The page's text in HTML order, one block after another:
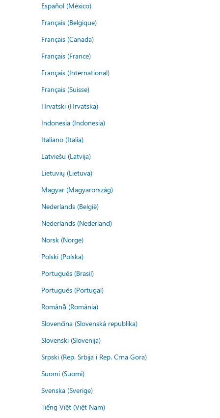
Español (México)
Français (Belgique)
Français (Canada)
Français (France)
Français (International)
Français (Suisse)
Hrvatski (Hrvatska)
Indonesia (Indonesia)
Italiano (Italia)
Latviešu (Latvija)
Lietuvių (Lietuva)
Magyar (Magyarország)
Nederlands (België)
Nederlands (Nederland)
Norsk (Norge)
Polski (Polska)
Português (Brasil)
Português (Portugal)
Română (România)
Slovenčina (Slovenská republika)
Slovenski (Slovenija)
Srpski (Rep. Srbija i Rep. Crna Gora)
Suomi (Suomi)
Svenska (Sverige)
Tiếng Việt (Việt Nam)